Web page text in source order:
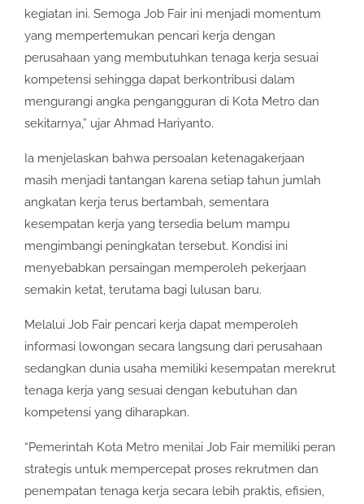
kegiatan ini. Semoga Job Fair ini menjadi momentum
yang mempertemukan pencari kerja dengan
perusahaan yang membutuhkan tenaga kerja sesuai
kompetensi sehingga dapat berkontribusi dalam
mengurangi angka pengangguran di Kota Metro dan
sekitarnya,” ujar Ahmad Hariyanto.
Ia menjelaskan bahwa persoalan ketenagakerjaan
masih menjadi tantangan karena setiap tahun jumlah
angkatan kerja terus bertambah, sementara
kesempatan kerja yang tersedia belum mampu
mengimbangi peningkatan tersebut. Kondisi ini
menyebabkan persaingan memperoleh pekerjaan
semakin ketat, terutama bagi lulusan baru.
Melalui Job Fair pencari kerja dapat memperoleh
informasi lowongan secara langsung dari perusahaan
sedangkan dunia usaha memiliki kesempatan merekrut
tenaga kerja yang sesuai dengan kebutuhan dan
kompetensi yang diharapkan.
“Pemerintah Kota Metro menilai Job Fair memiliki peran
strategis untuk mempercepat proses rekrutmen dan
penempatan tenaga kerja secara lebih praktis, efisien,